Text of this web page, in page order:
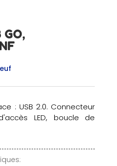
GO,
: USB 2.0. Connecteur
LED, boucle de